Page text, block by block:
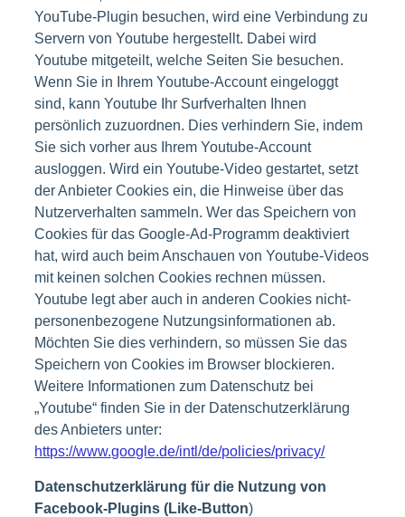
YouTube-Plugin besuchen, wird eine Verbindung zu
Servern von Youtube hergestellt. Dabei wird
Youtube mitgeteilt, welche Seiten Sie besuchen.
Wenn Sie in Ihrem Youtube-Account eingeloggt
sind, kann Youtube Ihr Surfverhalten Ihnen
persönlich zuzuordnen. Dies verhindern Sie, indem
Sie sich vorher aus Ihrem Youtube-Account
ausloggen. Wird ein Youtube-Video gestartet, setzt
der Anbieter Cookies ein, die Hinweise über das
Nutzerverhalten sammeln. Wer das Speichern von
Cookies für das Google-Ad-Programm deaktiviert
hat, wird auch beim Anschauen von Youtube-Videos
mit keinen solchen Cookies rechnen müssen.
Youtube legt aber auch in anderen Cookies nicht-
personenbezogene Nutzungsinformationen ab.
Möchten Sie dies verhindern, so müssen Sie das
Speichern von Cookies im Browser blockieren.
Weitere Informationen zum Datenschutz bei
„Youtube“ finden Sie in der Datenschutzerklärung
des Anbieters unter:
https://www.google.de/intl/de/policies/privacy/
Datenschutzerklärung für die Nutzung von
Facebook-Plugins (Like-Button)